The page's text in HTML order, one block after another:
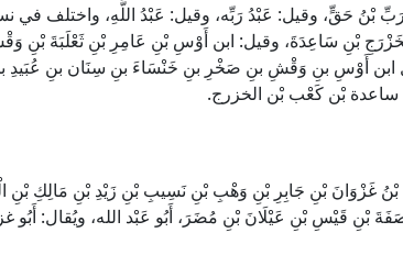
رَبِّ بْنُ حَقٍّ، وقيل: عَبْدُ رَبِّه، وقيل: عَبْدُ اللَّهِ، واختلف
بْنِ سَاعِدَةَ، وقيل: ابن أَوْسِ بْنِ عَامِرِ بْنِ ثَعْلَبَةَ بْنِ
ابن أَوْسِ بنِ وَقْشِ بنِ صَخْرِ بنِ خَنْسَاءَ بنِ سِنَان بنِ
ساعدة بْن كَعْب بْن الخزرج.
بْنُ غَزْوَانَ بْنِ جَابِرِ بْنِ وَهْبِ بْنِ نَسِيبِ بْنِ زَيْدِ بْنِ مَالِكِ
بْنِ قَيْسِ بْنِ عَيْلَانَ بْنِ مُضَرَ، أَبُو عَبْد الله، ويُقال: